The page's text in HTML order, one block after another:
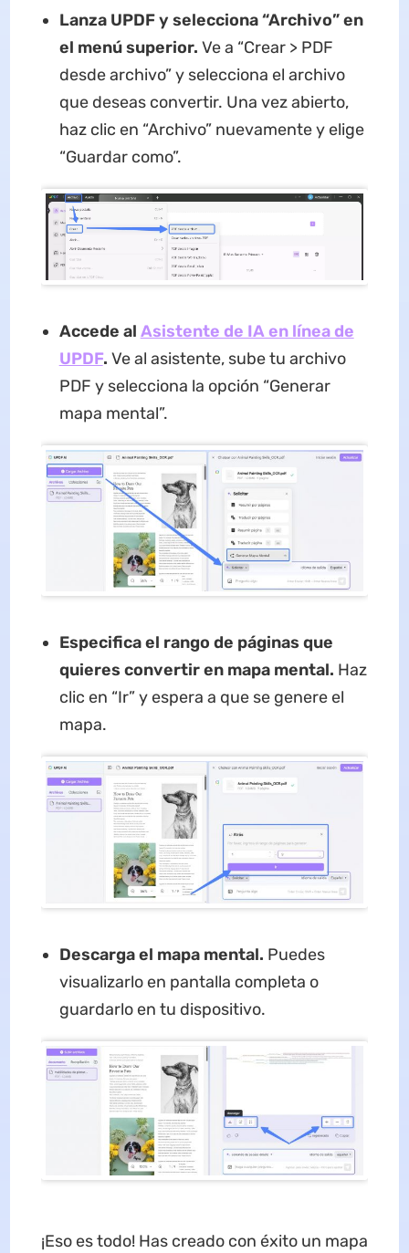
Lanza UPDF y selecciona “Archivo” en
el menú superior. Ve a “Crear > PDF
desde archivo” y selecciona el archivo
que deseas convertir. Una vez abierto,
haz clic en “Archivo” nuevamente y elige
“Guardar como”.
Accede al Asistente de IA en línea de
UPDF. Ve al asistente, sube tu archivo
PDF y selecciona la opción “Generar
mapa mental”.
Especifica el rango de páginas que
quieres convertir en mapa mental. Haz
clic en “Ir” y espera a que se genere el
mapa.
Descarga el mapa mental. Puedes
visualizarlo en pantalla completa o
guardarlo en tu dispositivo.
¡Eso es todo! Has creado con éxito un mapa